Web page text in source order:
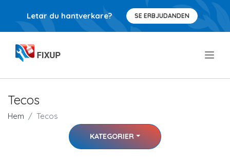
Letar du hantverkare? SE ERBJUDANDEN
Tecos
Hem Tecos
KATEGORIER